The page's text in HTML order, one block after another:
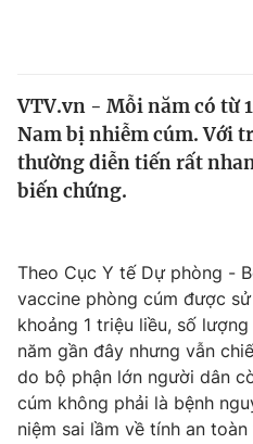
Thế giới
Tin tức
Câu chuyện quốc tế
Tài chính
Thị trường
Góc doanh nghiệp
Dữ liệu và đời sống
Truyền hình
Phim VTV
Hậu trường
Giải trí
VTV.vn - Mỗi năm có từ
Nam bị nhiễm cúm. Với
thường diễn tiến rất
biến chứng.
Theo Cục Y tế Dự phòng -
vaccine phòng cúm được
khoảng 1 triệu liều, số
năm gần đây nhưng vẫn
do bộ phận lớn người dân
cúm không phải là bệnh
niệm sai lầm về tính an